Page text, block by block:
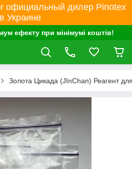
официальный дилер Pinotex
в Украине
ефекту при мінімумі коштів!
Золота Цикада (JInChan) Реагент